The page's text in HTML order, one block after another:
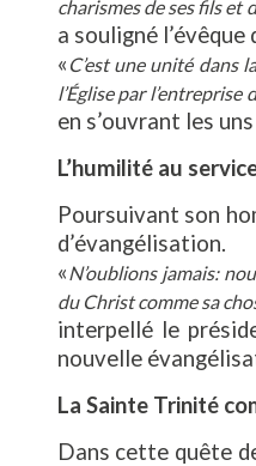
charismes de ses fils et
a souligné l’évêque
« C’est une unité dans
l’Église par
en s’ouvrant les
L’humilité au
Poursuivant son
d’évangélisation.
«N’oublions jamais:
du Christ comme sa
interpellé le
nouvelle
La Sainte Trinité
Dans cette quête